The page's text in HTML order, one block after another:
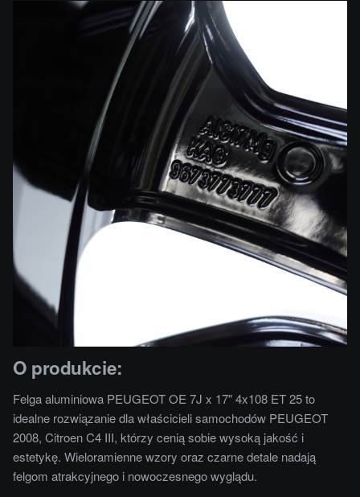
O produkcie:
Felga aluminiowa PEUGEOT OE 7J x 17" 4x108 ET 25 to
idealne rozwiązanie dla właścicieli samochodów PEUGEOT
2008, Citroen C4 III, którzy cenią sobie wysoką jakość i
estetykę. Wieloramienne wzory oraz czarne detale nadają
felgom atrakcyjnego i nowoczesnego wyglądu.